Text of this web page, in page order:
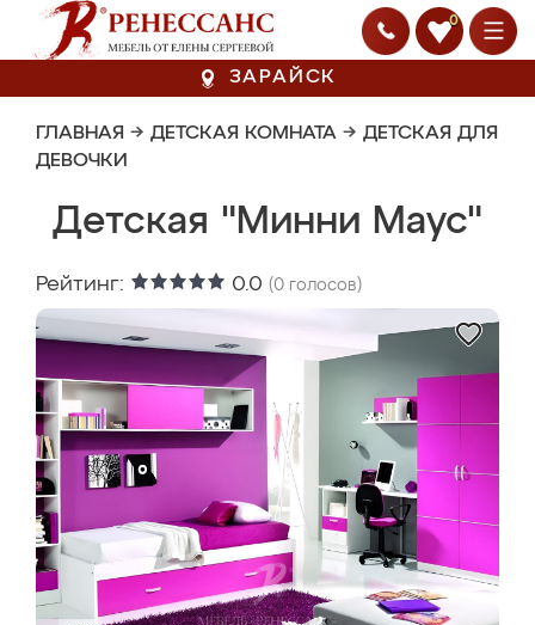
0
ЗАРАЙСК
ГЛАВНАЯ → ДЕТСКАЯ КОМНАТА → ДЕТСКАЯ ДЛЯ
ДЕВОЧКИ
Детская "Минни Маус"
Рейтинг: 0.0 (0 голосов)